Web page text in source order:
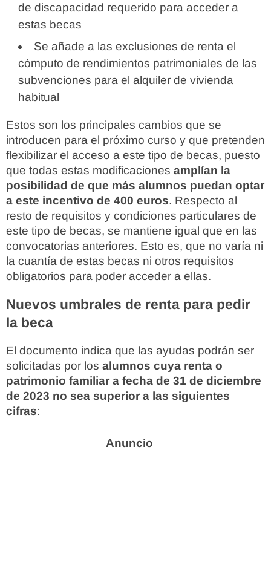
de discapacidad requerido para acceder a
estas becas
Se añade a las exclusiones de renta el
cómputo de rendimientos patrimoniales de las
subvenciones para el alquiler de vivienda
habitual
Estos son los principales cambios que se
introducen para el próximo curso y que pretenden
flexibilizar el acceso a este tipo de becas, puesto
que todas estas modificaciones amplían la
posibilidad de que más alumnos puedan optar
a este incentivo de 400 euros. Respecto al
resto de requisitos y condiciones particulares de
este tipo de becas, se mantiene igual que en las
convocatorias anteriores. Esto es, que no varía ni
la cuantía de estas becas ni otros requisitos
obligatorios para poder acceder a ellas.
Nuevos umbrales de renta para pedir
la beca
El documento indica que las ayudas podrán ser
solicitadas por los alumnos cuya renta o
patrimonio familiar a fecha de 31 de diciembre
de 2023 no sea superior a las siguientes
cifras: